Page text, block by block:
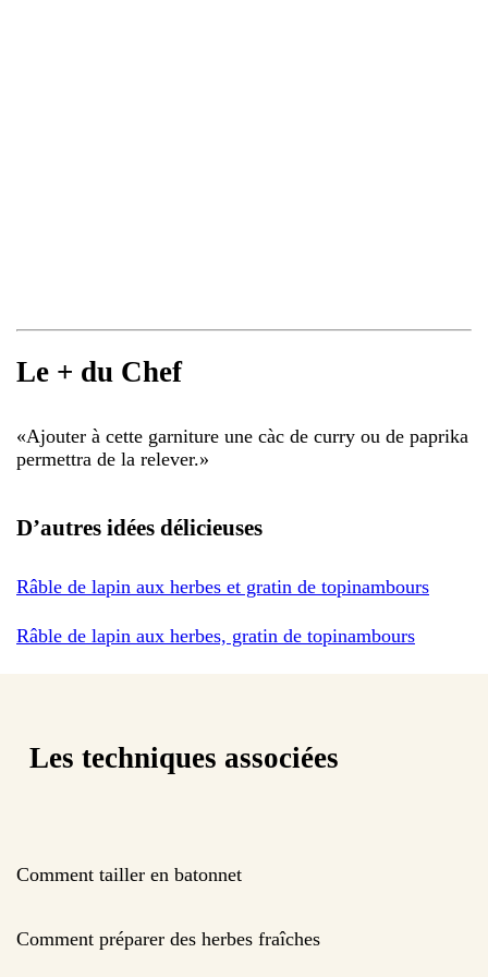
Le + du Chef
«Ajouter à cette garniture une càc de curry ou de paprika
permettra de la relever.»
D’autres idées délicieuses
Râble de lapin aux herbes et gratin de topinambours
Râble de lapin aux herbes, gratin de topinambours
Les techniques associées
Comment tailler en batonnet
Comment préparer des herbes fraîches